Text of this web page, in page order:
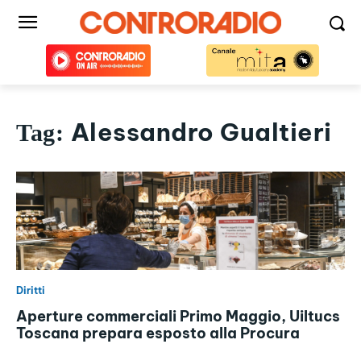
Tag: Alessandro Gualtieri
Diritti
Aperture commerciali Primo Maggio, Uiltucs
Toscana prepara esposto alla Procura